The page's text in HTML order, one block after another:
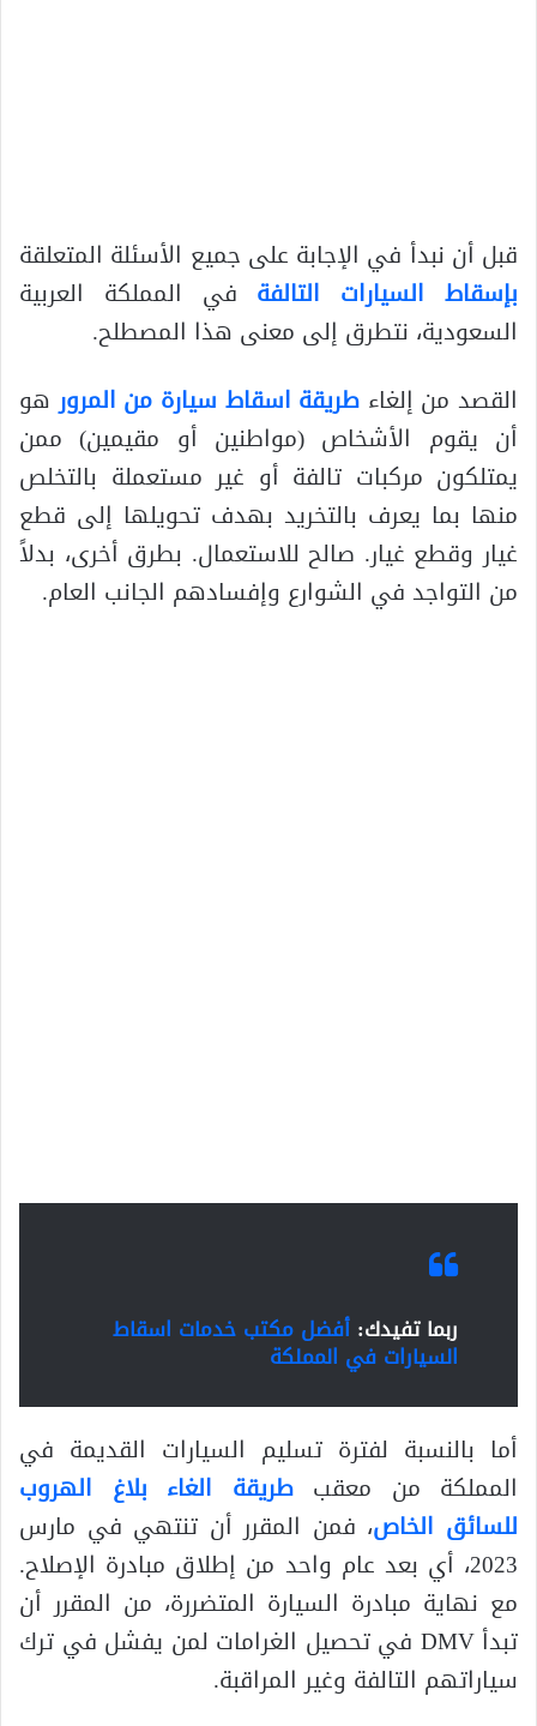
قبل أن نبدأ في الإجابة على جميع الأسئلة المتعلقة
بإسقاط السيارات التالفة في المملكة العربية
السعودية، نتطرق إلى معنى هذا المصطلح.
القصد من إلغاء طريقة اسقاط سيارة من المرورهو
أن يقوم الأشخاص (مواطنين أو مقيمين) ممن
يمتلكون مركبات تالفة أو غير مستعملة بالتخلص
منها بما يعرف بالتخريد بهدف تحويلها إلى قطع
غيار وقطع غيار. صالح للاستعمال. بطرق أخرى، بدلاً
من التواجد في الشوارع وإفسادهم الجانب العام.
ربما تفيدك: أفضل مكتب خدمات اسقاط
السيارات في المملكة
أما بالنسبة لفترة تسليم السيارات القديمة في
المملكة من معقبطريقة الغاء بلاغ الهروب
للسائق الخاص، فمن المقرر أن تنتهي في مارس
2023، أي بعد عام واحد من إطلاق مبادرة الإصلاح.
مع نهاية مبادرة السيارة المتضررة، من المقرر أن
تبدأ DMV في تحصيل الغرامات لمن يفشل في ترك
سياراتهم التالفة وغير المراقبة.